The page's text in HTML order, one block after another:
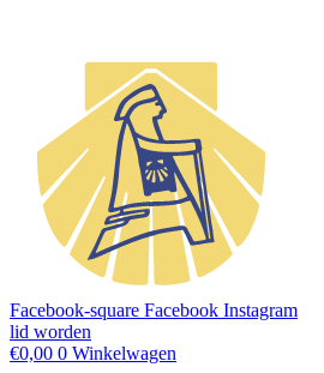
Facebook-square Facebook Instagram
lid worden
€0,00 0 Winkelwagen